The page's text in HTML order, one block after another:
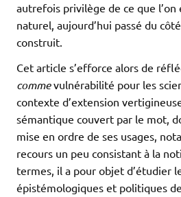
autrefois privilège de ce que
naturel, aujourd’hui passé du
construit.
Cet article s’efforce alors de
commevulnérabilité pour les
contexte d’extension
sémantique couvert par le mot,
mise en ordre de ses usages,
recours un peu consistant à la
termes, il a pour objet d’étudier
épistémologiques et politiques